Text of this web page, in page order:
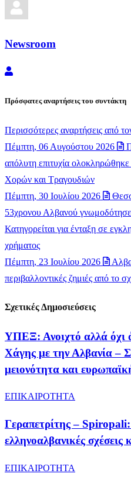
Newsroom
Newsroom
Πρόσφατες αναρτήσεις του συντάκτη
Περισσότερες αναρτήσεις από
Πέμπτη, 06 Αυγούστου 2026
απόλυτη επιτυχία
Χορών και Τραγουδιών
Πέμπτη, 30 Ιουλίου 2026
53χρονου Αλβανού
Κατηγορείται για ένταξη σε
χρήματος
Πέμπτη, 23 Ιουλίου 2026
περιβαλλοντικές ζημιές από το
Σχετικές Δημοσιεύσεις
ΥΠΕΞ: Ανοιχτό αλλά όχι
Χάγης με την Αλβανία –
μειονότητα και
ΕΠΙΚΑΙΡΟΤΗΤΑ
Γεραπετρίτης – Spiropali:
ελληνοαλβανικές σχέσεις
ΕΠΙΚΑΙΡΟΤΗΤΑ